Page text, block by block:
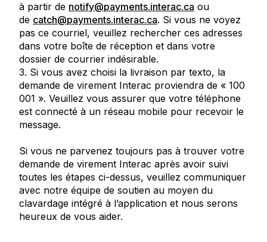
à partir de notify@payments.interac.ca ou
de catch@payments.interac.ca. Si vous ne voyez
pas ce courriel, veuillez rechercher ces adresses
dans votre boîte de réception et dans votre
dossier de courrier indésirable.
3. Si vous avez choisi la livraison par texto, la
demande de virement Interac proviendra de « 100
001 ». Veuillez vous assurer que votre téléphone
est connecté à un réseau mobile pour recevoir le
message.
Si vous ne parvenez toujours pas à trouver votre
demande de virement Interac après avoir suivi
toutes les étapes ci-dessus, veuillez communiquer
avec notre équipe de soutien au moyen du
clavardage intégré à l’application et nous serons
heureux de vous aider.